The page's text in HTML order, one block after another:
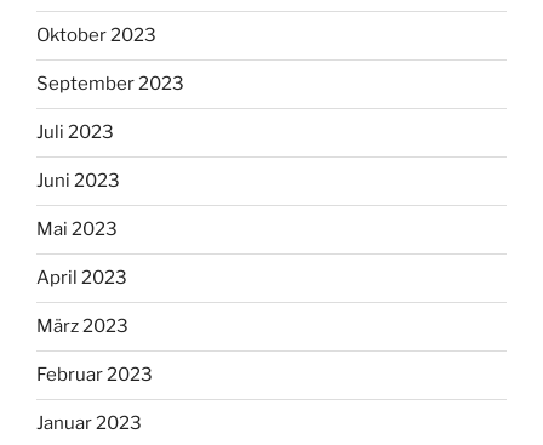
Oktober 2023
September 2023
Juli 2023
Juni 2023
Mai 2023
April 2023
März 2023
Februar 2023
Januar 2023